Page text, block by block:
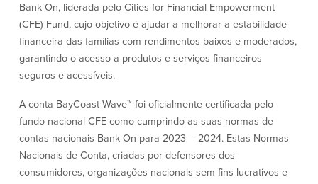
Quem somos
Quem somos
Locais dos balcões em MA e RI
Ajuda e suporte
Informação de licença da entidade
BayCoast Mortgage Company
Plimoth Investment Advisors
Partners Insurance Group
Priority Funding
Bank On, liderada pelo Cities for Financial Empowerment
(CFE) Fund, cujo objetivo é ajudar a melhorar a estabilidade
financeira das famílias com rendimentos baixos e moderados,
garantindo o acesso a produtos e serviços financeiros
seguros e acessíveis.
A conta BayCoast Wave™ foi oficialmente certificada pelo
fundo nacional CFE como cumprindo as suas normas de
contas nacionais Bank On para 2023 – 2024. Estas Normas
Nacionais de Conta, criadas por defensores dos
consumidores, organizações nacionais sem fins lucrativos e